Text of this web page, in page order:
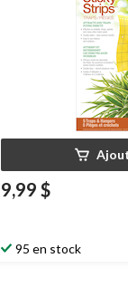
9,99 $
95 en stock